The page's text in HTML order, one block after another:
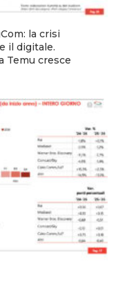
la crisi
il digitale.
Temu cresce